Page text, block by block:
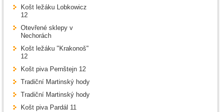
Košt ležáku Lobkowicz
12
Otevřené sklepy v
Nechorách
Košt ležáku "Krakonoš"
12
Košt piva Pernštejn 12
Tradiční Martinský hody
Tradiční Martinský hody
Košt piva Pardál 11